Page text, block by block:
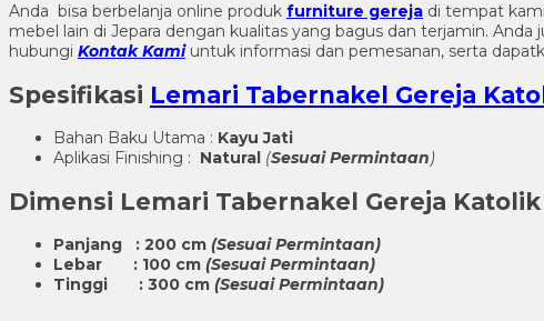
Anda bisa berbelanja online produk furniture gereja di tempat
mebel lain di Jepara dengan kualitas yang bagus dan terjamin.
hubungi Kontak Kamiuntuk informasi dan pemesanan, serta
Spesifikasi Lemari Tabernakel Gereja
Bahan Baku Utama : Kayu Jati
Aplikasi Finishing : Natural (Sesuai Permintaan)
Dimensi Lemari Tabernakel Gereja Katolik
Panjang : 200 cm (Sesuai Permintaan)
Lebar : 100 cm (Sesuai Permintaan)
Tinggi : 300 cm (Sesuai Permintaan)